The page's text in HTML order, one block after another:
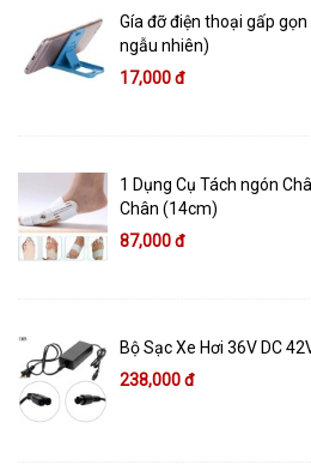
Gía đỡ điện thoại gấp
ngẫu nhiên)
17,000 đ
1 Dụng Cụ Tách ngón
Chân (14cm)
87,000 đ
Bộ Sạc Xe Hơi 36V DC
238,000 đ